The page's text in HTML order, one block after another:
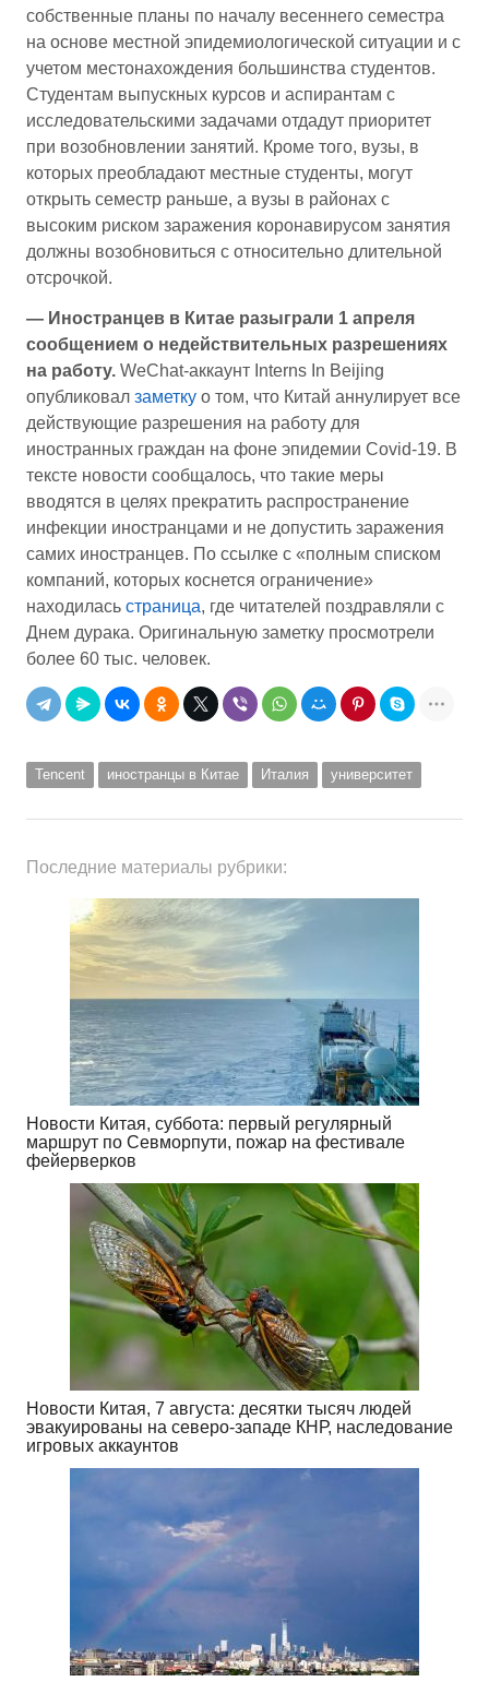
собственные планы по началу весеннего семестра
на основе местной эпидемиологической ситуации и с
учетом местонахождения большинства студентов.
Студентам выпускных курсов и аспирантам с
исследовательскими задачами отдадут приоритет
при возобновлении занятий. Кроме того, вузы, в
которых преобладают местные студенты, могут
открыть семестр раньше, а вузы в районах с
высоким риском заражения коронавирусом занятия
должны возобновиться с относительно длительной
отсрочкой.
— Иностранцев в Китае разыграли 1 апреля
сообщением о недействительных разрешениях
на работу. WeChat-аккаунт Interns In Beijing
опубликовал заметку о том, что Китай аннулирует все
действующие разрешения на работу для
иностранных граждан на фоне эпидемии Covid-19. В
тексте новости сообщалось, что такие меры
вводятся в целях прекратить распространение
инфекции иностранцами и не допустить заражения
самих иностранцев. По ссылке с «полным списком
компаний, которых коснется ограничение»
находилась страница, где читателей поздравляли с
Днем дурака. Оригинальную заметку просмотрели
более 60 тыс. человек.
Tencent иностранцы в Китае Италия университет
Последние материалы рубрики:
Новости Китая, суббота: первый регулярный
маршрут по Севморпути, пожар на фестивале
фейерверков
Новости Китая, 7 августа: десятки тысяч людей
эвакуированы на северо-западе КНР, наследование
игровых аккаунтов